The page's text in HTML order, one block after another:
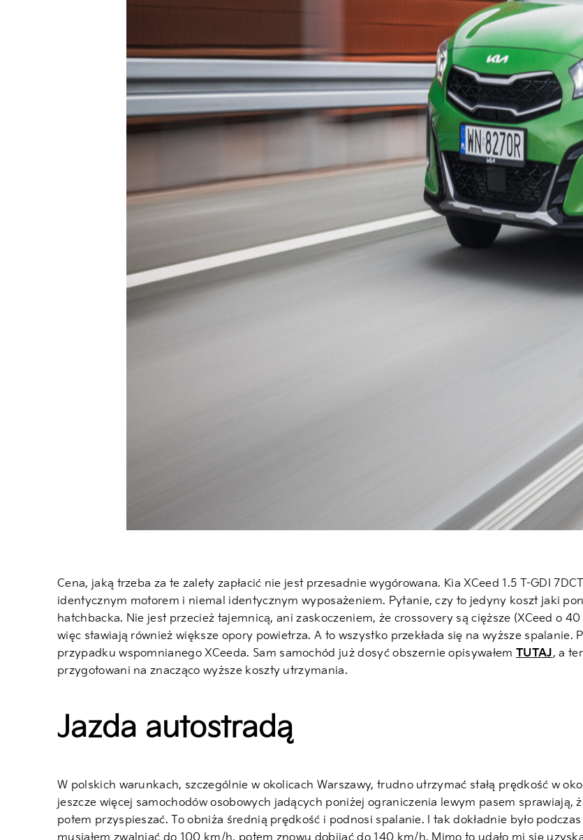
Cena, jaką trzeba za te zalety zapłacić nie jest przesadnie wygórowana. Kia XCeed 1.5 T-GDI
identycznym motorem i niemal identycznym wyposażeniem. Pytanie, czy to jedyny koszt jaki
hatchbacka. Nie jest przecież tajemnicą, ani zaskoczeniem, że crossovery są cięższe (XCeed o
więc stawiają również większe opory powietrza. A to wszystko przekłada się na wyższe spalanie.
przypadku wspomnianego XCeeda. Sam samochód już dosyć obszernie opisywałemTUTAJ, a
przygotowani na znacząco wyższe koszty utrzymania.
Jazda autostradą
W polskich warunkach, szczególnie w okolicach Warszawy, trudno utrzymać stałą prędkość w
jeszcze więcej samochodów osobowych jadących poniżej ograniczenia lewym pasem sprawiają,
potem przyspieszać. To obniża średnią prędkość i podnosi spalanie. I tak dokładnie było